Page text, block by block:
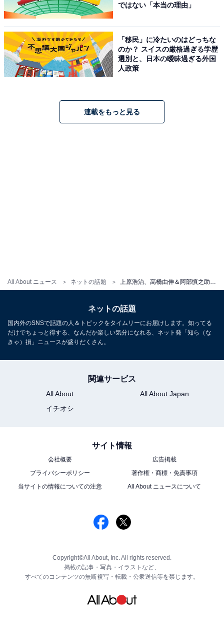
All About ニュース ネットの話題
ではない「本当の理由」
「移民」に冷たいのはどっちな
のか？ スイスの厳格過ぎる学歴
選別と、日本の曖昧過ぎる外国
人政策
連載をもっと見る
ネットの話題
国内外のSNSで話題の人＆トピックをタイムリーにお届けします。知ってる
だけでちょっと得する、なんだか楽しい気分になれる、ネット発「知ら（な
きゃ）損」ニュースが盛りだくさん。
関連サービス
All About
All About Japan
イチオシ
サイト情報
会社概要
広告掲載
プライバシーポリシー
著作権・商標・免責事項
当サイトの情報についての注意
All About ニュースについて
Copyright©All About, Inc. All rights reserved.
掲載の記事・写真・イラストなど、
すべてのコンテンツの無断複写・転載・公衆送信等を禁じます。